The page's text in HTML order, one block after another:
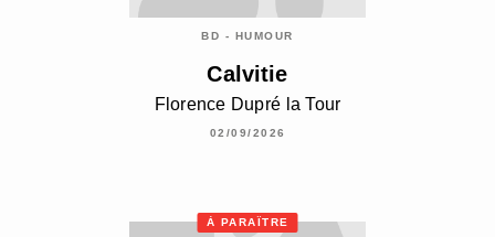
BD - HUMOUR
Calvitie
Florence Dupré la Tour
02/09/2026
À PARAÎTRE